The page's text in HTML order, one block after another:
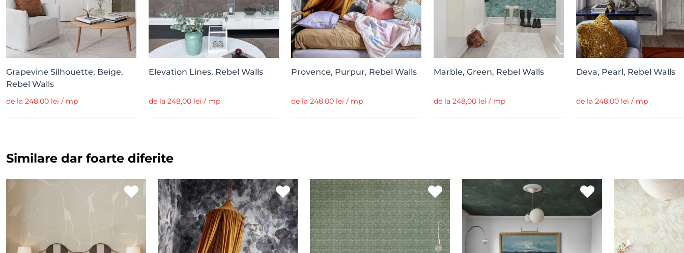
Grapevine Silhouette, Beige,
Rebel Walls
de la 248,00 lei / mp
Elevation Lines, Rebel Walls
de la 248,00 lei / mp
Provence, Purpur, Rebel Walls
de la 248,00 lei / mp
Marble, Green, Rebel Walls
de la 248,00 lei / mp
Deva, Pearl, Rebel Walls
de la 248,00 lei / mp
Similare dar foarte diferite